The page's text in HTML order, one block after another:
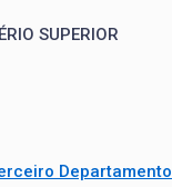
SUPERIOR
Departamento